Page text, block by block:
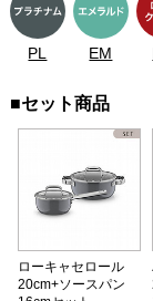
PL EM
■セット商品
ローキャセロール
20cm+ソースパン